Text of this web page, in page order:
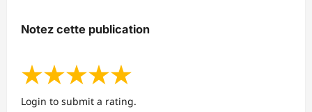
Notez cette publication
★★★★★
Login to submit a rating.